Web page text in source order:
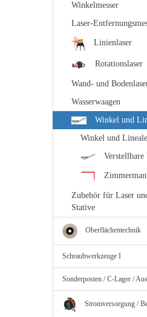
Winkelmesser
Laser-
Linienlaser
Rotationslaser
Wand- und
Wasserwaagen
Winkel und
Winkel und
Zubehör für Laser
Stative
Oberflächentechnik
Schraubwerkzeuge I
Sonderposten / C-Lager /
Stromversorgung /